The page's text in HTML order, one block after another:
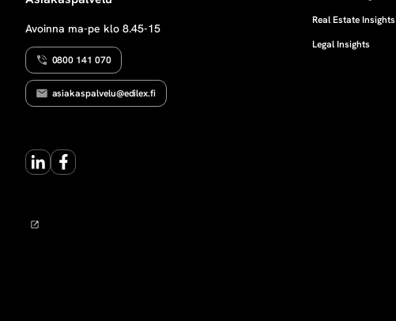
t
s
e
e
n
Avoinna ma-pe klo 8.45-15
0800 141 070
asiakaspalvelu@edilex.fi
Real Estate Insights
Legal Insights
LinkedInFacebook